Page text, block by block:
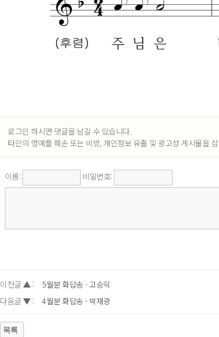
로그인 하시면 댓글을 남길 수 있습니다.
타인의 명예를 훼손 또는 비방, 개인정보 유출 및 광고성 게시물을
이름: 비밀번호:
이전글 ▲ :
5월분 화답송 - 고승익
다음글 ▼ :
4월분 화답송 - 박재광
목록